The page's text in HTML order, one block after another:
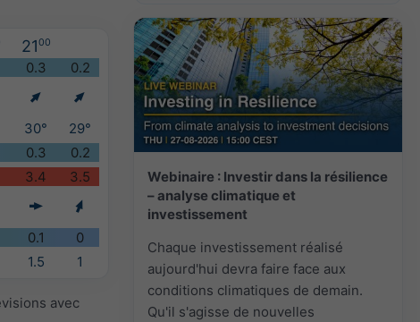
Webinaire : Investir dans la résilience
– analyse climatique et
investissement
Chaque investissement réalisé
aujourd'hui devra faire face aux
conditions climatiques de demain.
Qu'il s'agisse de nouvelles
2100
0.3
0.2
30°
29°
0.3
0.2
3.4
3.5
0.1
0
1.5 1
avec